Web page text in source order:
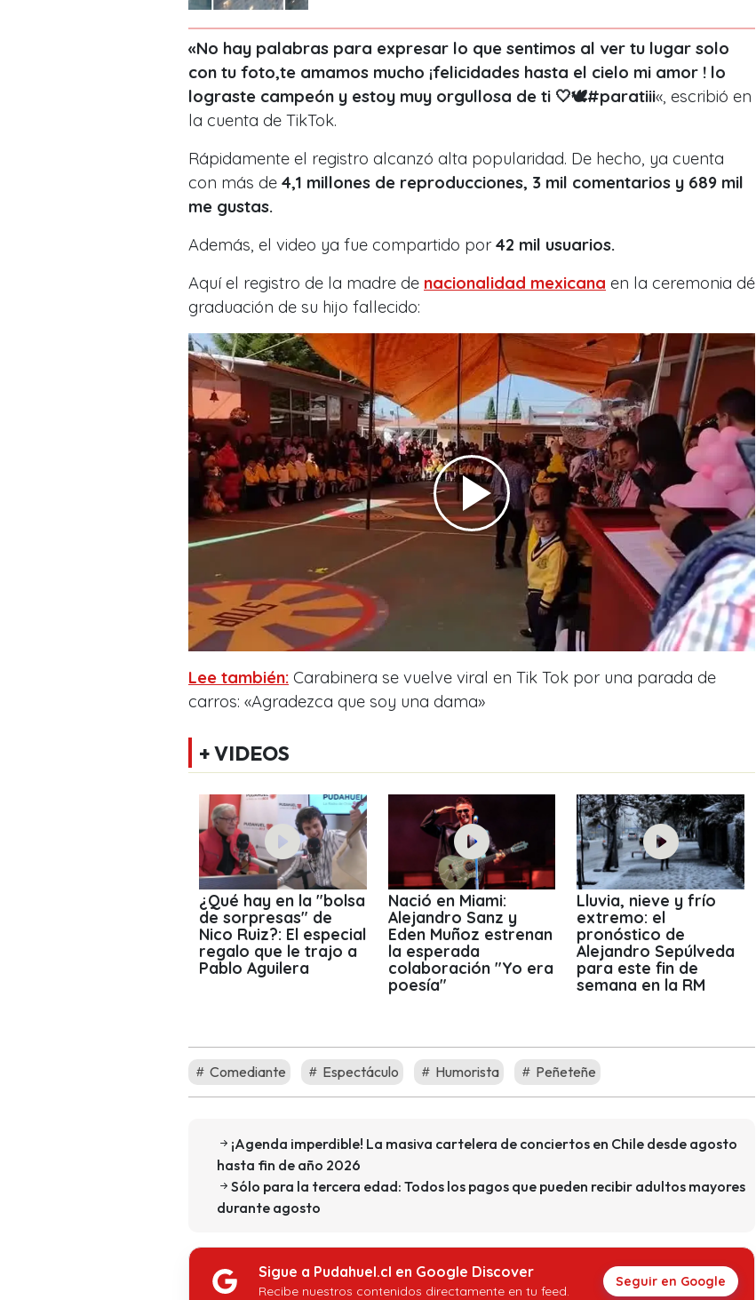
«No hay palabras para expresar lo que sentimos al ver tu lugar solo
con tu foto,te amamos mucho ¡felicidades hasta el cielo mi amor ! lo
lograste campeón y estoy muy orgullosa de ti 🤍🕊️#paratiii«, escribió en
la cuenta de TikTok.
Rápidamente el registro alcanzó alta popularidad. De hecho, ya cuenta
con más de 4,1 millones de reproducciones, 3 mil comentarios y 689 mil
me gustas.
Además, el video ya fue compartido por 42 mil usuarios.
Aquí el registro de la madre de nacionalidad mexicana en la ceremonia dé
graduación de su hijo fallecido:
Lee también: Carabinera se vuelve viral en Tik Tok por una parada de
carros: «Agradezca que soy una dama»
+ VIDEOS
¿Qué hay en la "bolsa
de sorpresas" de
Nico Ruiz?: El especial
regalo que le trajo a
Pablo Aguilera
Nació en Miami:
Alejandro Sanz y
Eden Muñoz estrenan
la esperada
colaboración "Yo era
poesía"
Lluvia, nieve y frío
extremo: el
pronóstico de
Alejandro Sepúlveda
para este fin de
semana en la RM
Comediante Espectáculo Humorista Peñeteñe
¡Agenda imperdible! La masiva cartelera de conciertos en Chile desde agosto
hasta fin de año 2026
Sólo para la tercera edad: Todos los pagos que pueden recibir adultos mayores
durante agosto
Sigue a Pudahuel.cl en Google Discover
Recibe nuestros contenidos directamente en tu feed.
Seguir en Google